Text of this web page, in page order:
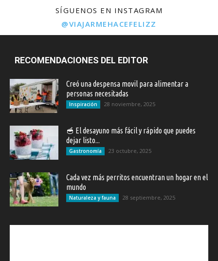
SÍGUENOS EN INSTAGRAM
@VIAJARMEHACEFELIZZ
RECOMENDACIONES DEL EDITOR
Creó una despensa movil para alimentar a
personas necesitadas
Inspiración 28 noviembre, 2025
🥣 El desayuno más fácil y rápido que puedes
dejar listo...
Gastronomía 23 octubre, 2025
Cada vez más perritos encuentran un hogar en el
mundo
Naturaleza y fauna 28 septiembre, 2025